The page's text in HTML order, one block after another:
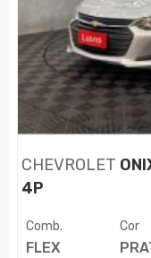
CHEVROLET
4P
Comb.
FLEX
Cor